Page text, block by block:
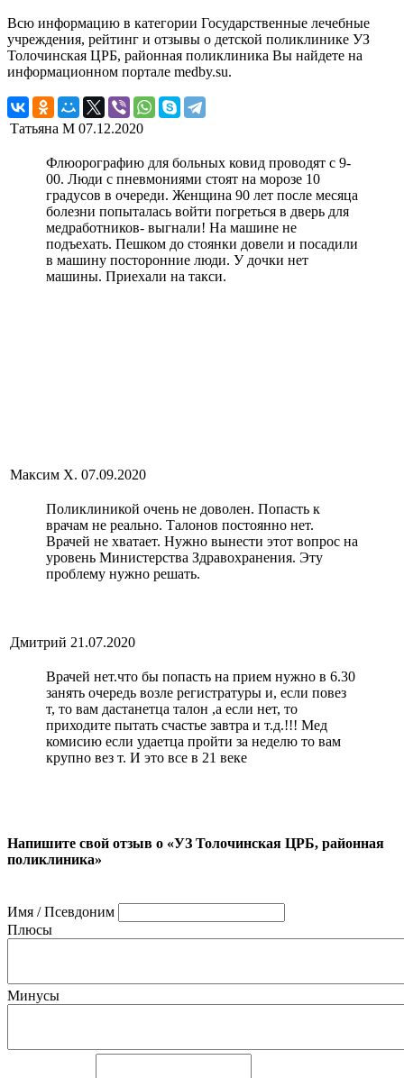
Всю информацию в категории Государственные лечебные
учреждения, рейтинг и отзывы о детской поликлинике УЗ
Толочинская ЦРБ, районная поликлиника Вы найдете на
информационном портале medby.su.
Татьяна М 07.12.2020
Флюорографию для больных ковид проводят с 9-
00. Люди с пневмониями стоят на морозе 10
градусов в очереди. Женщина 90 лет после месяца
болезни попыталась войти погреться в дверь для
медработников- выгнали! На машине не
подъехать. Пешком до стоянки довели и посадили
в машину посторонние люди. У дочки нет
машины. Приехали на такси.
Максим Х. 07.09.2020
Поликлиникой очень не доволен. Попасть к
врачам не реально. Талонов постоянно нет.
Врачей не хватает. Нужно вынести этот вопрос на
уровень Министерства Здравохранения. Эту
проблему нужно решать.
Дмитрий 21.07.2020
Врачей нет.что бы попасть на прием нужно в 6.30
занять очередь возле регистратуры и, если повез
т, то вам дастанетца талон ,а если нет, то
приходите пытать счастье завтра и т.д.!!! Мед
комисию если удаетца пройти за неделю то вам
крупно вез т. И это все в 21 веке
Напишите свой отзыв о «УЗ Толочинская ЦРБ, районная
поликлиника»
Имя / Псевдоним
Плюсы
Минусы